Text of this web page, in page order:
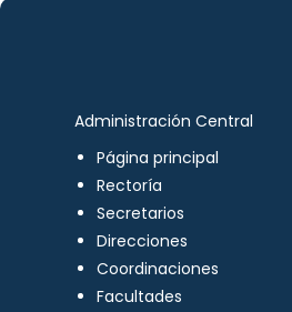
Administración Central
Página principal
Rectoría
Secretarios
Direcciones
Coordinaciones
Facultades